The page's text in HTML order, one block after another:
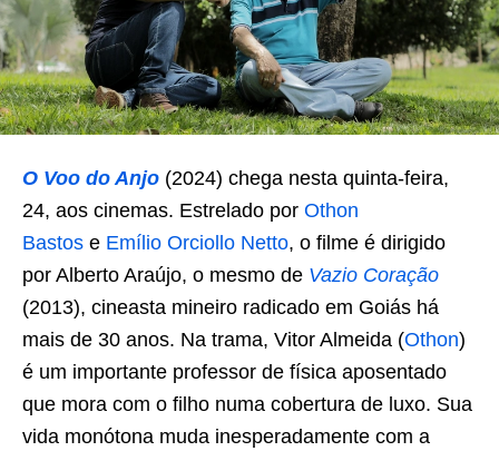
O Voo do Anjo (2024) chega nesta quinta-feira,
24, aos cinemas. Estrelado por Othon
Bastos e Emílio Orciollo Netto, o filme é dirigido
por Alberto Araújo, o mesmo de Vazio Coração
(2013), cineasta mineiro radicado em Goiás há
mais de 30 anos. Na trama, Vitor Almeida (Othon)
é um importante professor de física aposentado
que mora com o filho numa cobertura de luxo. Sua
vida monótona muda inesperadamente com a